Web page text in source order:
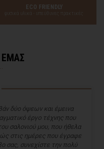
ECO FRIENDLY
φυσικά υλικά - υπεύθυνες πρακτικές
ΕΜΑΣ
δύο όψεων και έμεινα
έργο τέχνης που
σαλονιού μου, που ήθελα
στις ημέρες που έγραφε
σας, συνεχίστε την πολύ